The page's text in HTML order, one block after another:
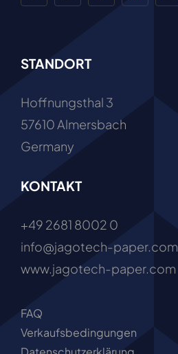
STANDORT
Hoffnungsthal 3
57610 Almersbach
Germany
KONTAKT
+49 2681 8002 0
info@jagotech-paper.com
www.jagotech-paper.com
FAQ
Verkaufsbedingungen